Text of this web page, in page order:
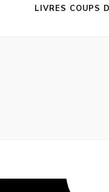
LIVRES COUPS